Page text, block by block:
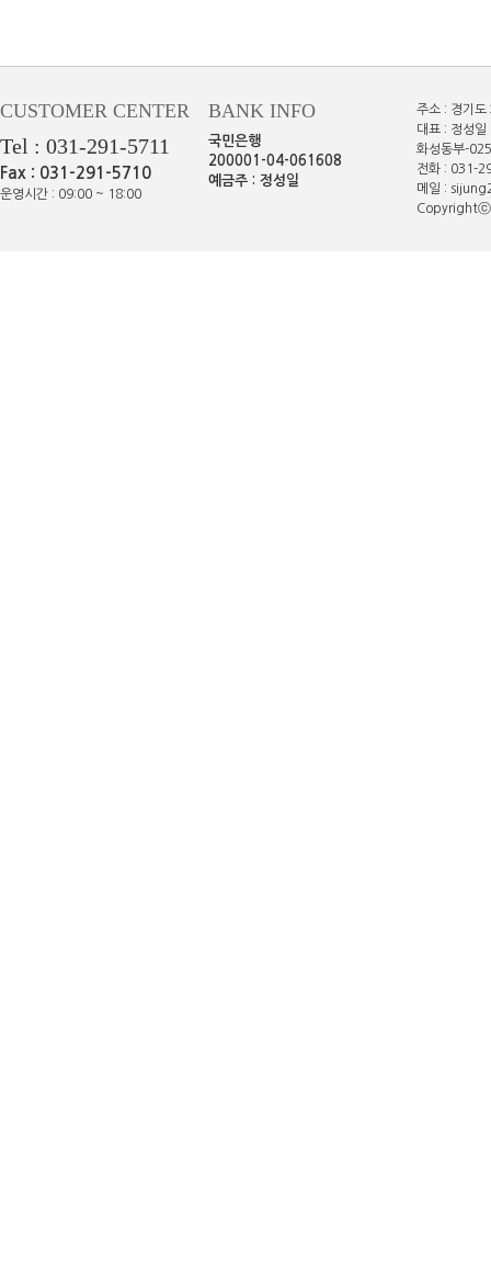
CUSTOMER CENTER
Tel : 031-291-5711
Fax : 031-291-5710
운영시간 : 09:00 ~ 18:00
BANK INFO
국민은행
200001-04-061608
예금주 : 정성일
주소 : 경기
대표 : 정성
화성동부-
전화 : 031-
메일 :